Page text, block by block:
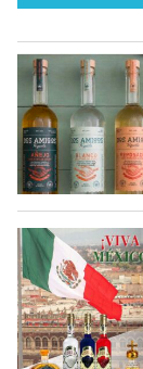
メキシコ料理
メキシコの記念日
イベント一覧
お問合せ